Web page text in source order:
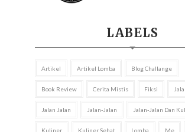
LABELS
Artikel Artikel Lomba Blog Challange
Book Review Cerita Mistis Fiksi
Jalan Jalan Jalan-Jalan Jalan-Jalan Dan
Kuliner Kuliner Sehat Lomba Me